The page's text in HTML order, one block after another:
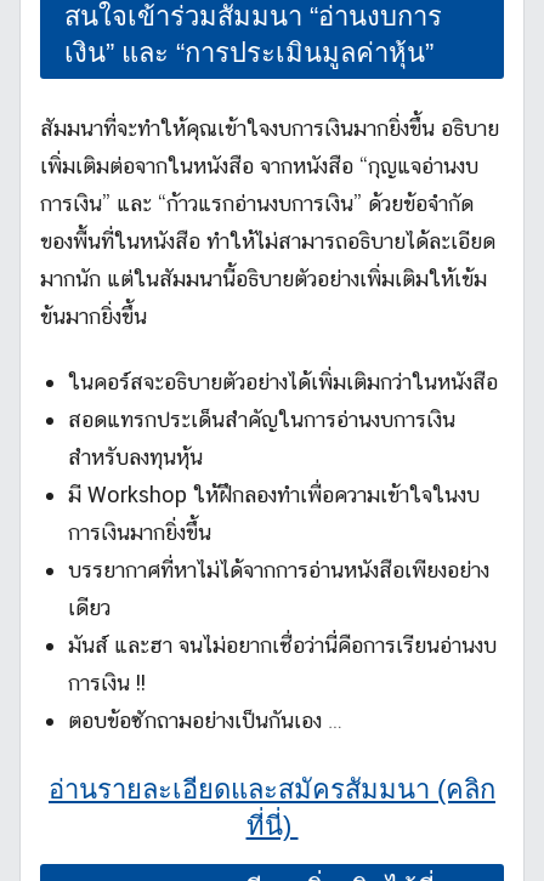
สนใจเข้าร่วมสัมมนา “อ่านงบการ
เงิน” และ “การประเมินมูลค่าหุ้น”
สัมมนาที่จะทำให้คุณเข้าใจงบการเงินมากยิ่งขึ้น อธิบาย
เพิ่มเติมต่อจากในหนังสือ จากหนังสือ “กุญแจอ่านงบ
การเงิน” และ “ก้าวแรกอ่านงบการเงิน” ด้วยข้อจำกัด
ของพื้นที่ในหนังสือ ทำให้ไม่สามารถอธิบายได้ละเอียด
มากนัก แต่ในสัมมนานี้อธิบายตัวอย่างเพิ่มเติมให้เข้ม
ข้นมากยิ่งขึ้น
ในคอร์สจะอธิบายตัวอย่างได้เพิ่มเติมกว่าในหนังสือ
สอดแทรกประเด็นสำคัญในการอ่านงบการเงิน
สำหรับลงทุนหุ้น
มี Workshop ให้ฝึกลองทำเพื่อความเข้าใจในงบ
การเงินมากยิ่งขึ้น
บรรยากาศที่หาไม่ได้จากการอ่านหนังสือเพียงอย่าง
เดียว
มันส์ และฮา จนไม่อยากเชื่อว่านี่คือการเรียนอ่านงบ
การเงิน !!
ตอบข้อซักถามอย่างเป็นกันเอง …
อ่านรายละเอียดและสมัครสัมมนา (คลิก
ที่นี่)